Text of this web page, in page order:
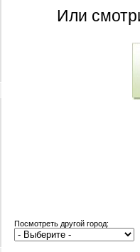
Или
Посмотреть другой город: